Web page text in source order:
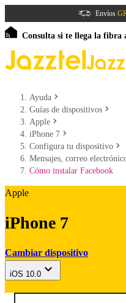
Envíos
Consulta si te llega la fibra
Ayuda
Guías de dispositivos
Apple
iPhone 7
Configura tu dispositivo
Mensajes, correo
Cómo instalar Facebook
Apple
iPhone 7
Cambiar dispositivo
iOS 10.0